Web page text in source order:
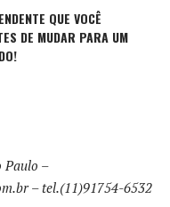
QUE VOCÊ
DE MUDAR PARA UM
Paulo –
– tel.(11)91754-6532